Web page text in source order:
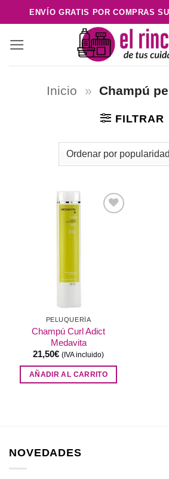
al
contenido
ENVÍO GRATIS POR COMPRAS
Inicio » Champú
FILTRAR
PELUQUERÍA
Champú Curl Adict
Medavita
21,50€ (IVA incluido)
AÑADIR AL CARRITO
NOVEDADES